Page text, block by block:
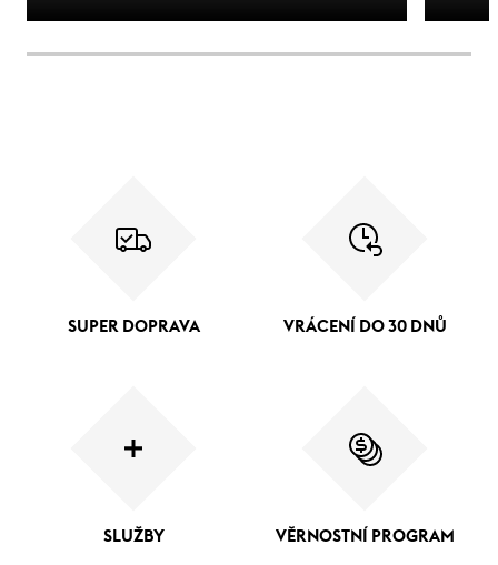
SUPER DOPRAVA VRÁCENÍ DO 30 DNŮ
SLUŽBY VĚRNOSTNÍ PROGRAM